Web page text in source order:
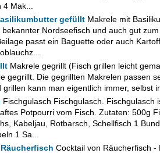
4 Mak...
gefüllt Makrele mit
bekannter Nordseefisch und auch gut
passt ein Baguette oder auch
Makrele gegrillt (Fisch grillen leicht
gegrillt. Die gegrillten Makrelen passen
grillen kann man eigentlich immer, selbst
Fischgulasch Fischgulasch. Fischgulasch
Potpourri vom Fisch. Zutaten: 500g
Kabeljau, Rotbarsch, Schellfisch 1 Bund
1 Sa...
Cocktail von Räucherfisch -